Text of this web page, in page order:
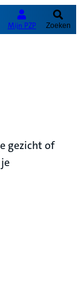
Mijn PZP Zoeken
gezicht of